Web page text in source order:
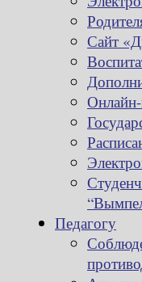
Сайт
Педагогу